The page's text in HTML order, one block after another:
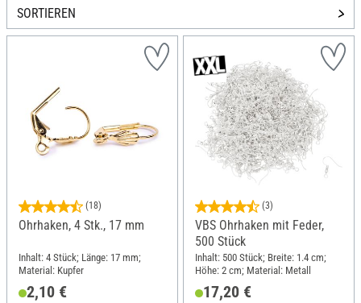
SORTIEREN
(18)
Ohrhaken, 4 Stk., 17 mm
Inhalt: 4 Stück; Länge: 17 mm;
Material: Kupfer
2,10 €
(3)
VBS Ohrhaken mit Feder,
500 Stück
Inhalt: 500 Stück; Breite: 1.4 cm;
Höhe: 2 cm; Material: Metall
17,20 €